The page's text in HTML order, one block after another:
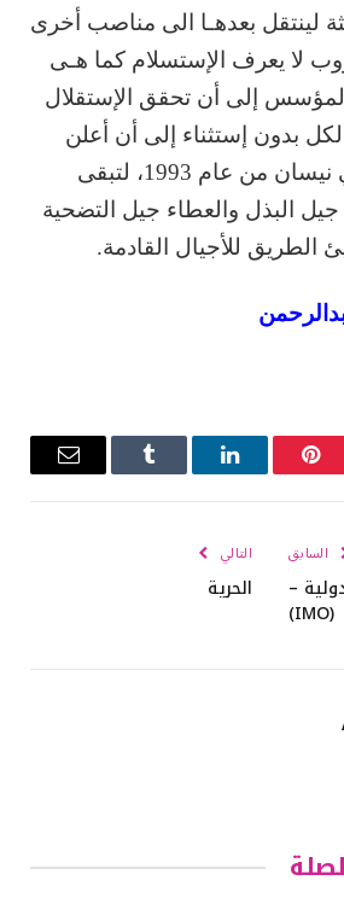
لينتقل بعدهـا الى مناصب أخرى
لا يعرف الإستسلام كما هـى
إلى أن تحقق الإستقلال
بدون إستثناء إلى أن أعلن
إستقلال أريتريا في نيسان من عام 1993، لتبقى
البذل والعطاء جيل التضحية
الطريق للأجيال القادمة.
بينتيريستلينكدإن Tumblr
البريد
السابق
–
(IMO)
التالي
الحرية